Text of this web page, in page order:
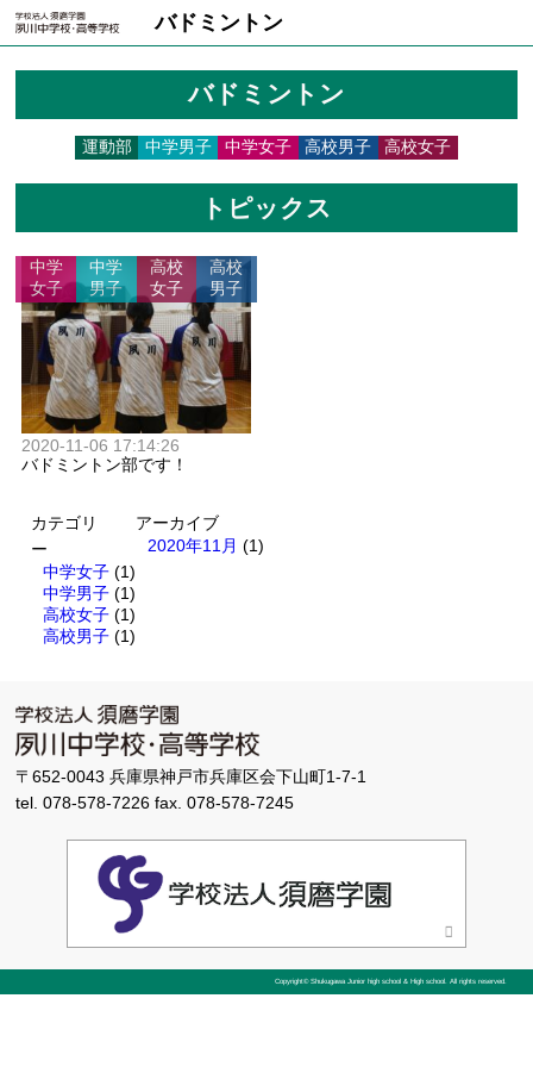
バドミントン
バドミントン
運動部 中学男子 中学女子 高校男子 高校女子
トピックス
中学
女子
中学
男子
高校
女子
高校
男子
2020-11-06 17:14:26
バドミントン部です！
カテゴリ
ー
中学女子 (1)
中学男子 (1)
高校女子 (1)
高校男子 (1)
アーカイブ
2020年11月 (1)
〒652-0043 兵庫県神戸市兵庫区会下山町1-7-1
tel. 078-578-7226 fax. 078-578-7245
Copyright© Shukugawa Junior high school & High school. All rights reserved.